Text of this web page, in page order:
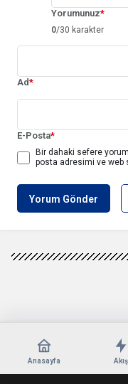
Yorumunuz*
0/30 karakter
Ad*
E-Posta*
Bir dahaki sefere
posta adresimi ve web
Yorum Gönder
Anasayfa Akış